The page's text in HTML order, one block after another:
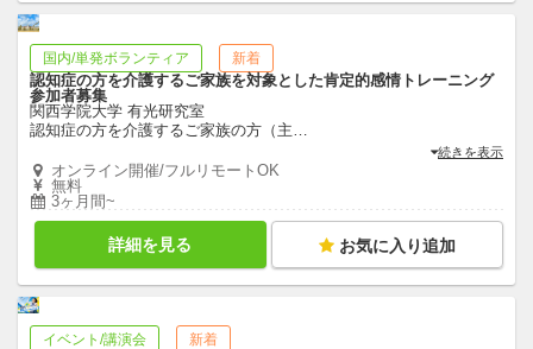
国内/単発ボランティア 新着
認知症の方を介護するご家族を対象とした肯定的感情トレーニング
参加者募集
関西学院大学 有光研究室
認知症の方を介護するご家族の方（主
続きを表示
オンライン開催/フルリモートOK
無料
3ヶ月間~
詳細を見る お気に入り追加
イベント/講演会 新着